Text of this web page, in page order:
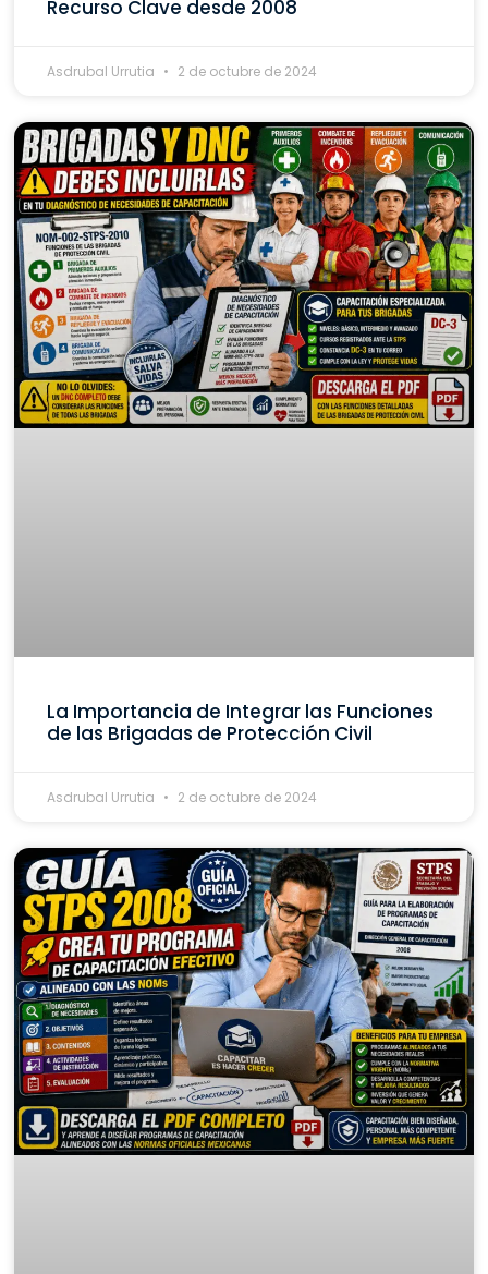
Recurso Clave desde 2008
Asdrubal Urrutia 2 de octubre de 2024
La Importancia de Integrar las Funciones
de las Brigadas de Protección Civil
Asdrubal Urrutia 2 de octubre de 2024